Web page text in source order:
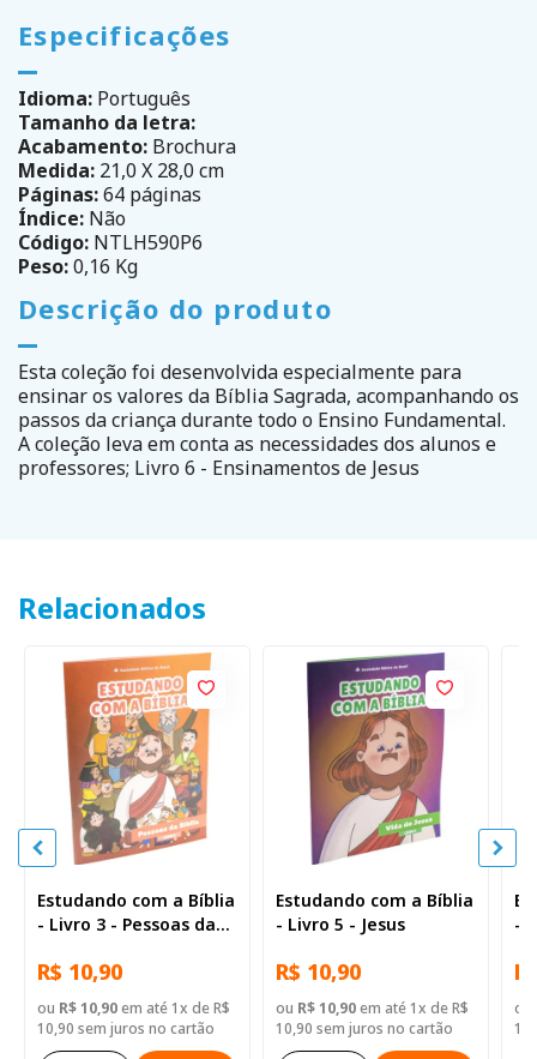
Especificações
Idioma: Português
Tamanho da letra:
Acabamento: Brochura
Medida: 21,0 X 28,0 cm
Páginas:64 páginas
Índice: Não
Código: NTLH590P6
Peso:0,16 Kg
Descrição do produto
Esta coleção foi desenvolvida especialmente para
ensinar os valores da Bíblia Sagrada, acompanhando os
passos da criança durante todo o Ensino Fundamental.
A coleção leva em conta as necessidades dos alunos e
professores; Livro 6 - Ensinamentos de Jesus
Relacionados
Estudando com a Bíblia
- Livro 3 - Pessoas da
R$ 10,90
ou R$ 10,90em até 1x de R$
10,90 sem juros no cartão
Estudando com a Bíblia
- Livro 5 - Jesus
R$ 10,90
ou R$ 10,90em até 1x de R$
10,90 sem juros no cartão
-
ou